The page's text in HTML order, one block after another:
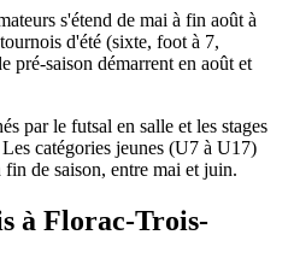
s'étend de mai à fin août à
d'été (sixte, foot à 7,
pré-saison démarrent en août et
par le futsal en salle et les stages
catégories jeunes (U7 à U17)
de saison, entre mai et juin.
à Florac-Trois-